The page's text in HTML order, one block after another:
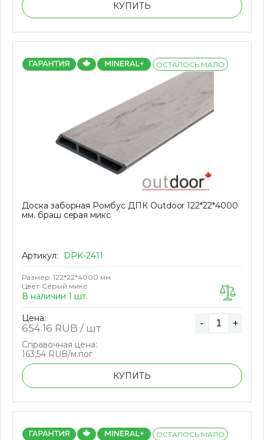
КУПИТЬ
ОСТАЛОСЬ МАЛО
Доска заборная Ромбус ДПК Outdoor 122*22*4000
мм. браш серая микс
Артикул: DPK-2411
Размер 122*22*4000 мм
Цвет Серый микс
В наличии 1 шт.
Цена:
654.16 RUB / шт - +
Справочная цена:
163,54 RUB/м.пог
КУПИТЬ
ОСТАЛОСЬ МАЛО